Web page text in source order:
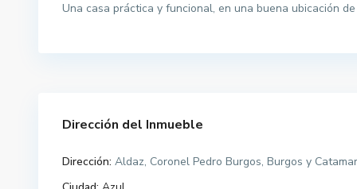
Una casa práctica y funcional, en una buena ubicación
Dirección del Inmueble
Dirección: Aldaz, Coronel Pedro Burgos, Burgos y